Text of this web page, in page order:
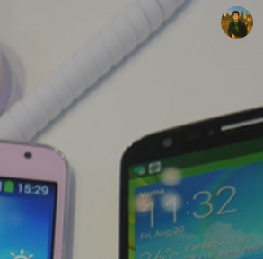
빛으로 쓴 편지
mistyfriday